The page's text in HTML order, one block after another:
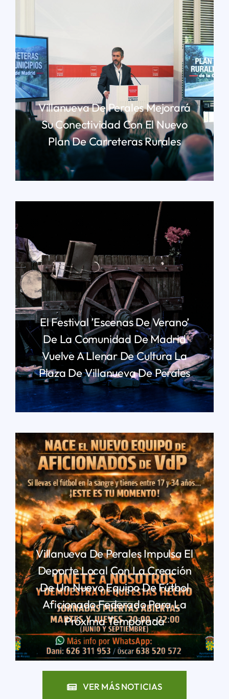
Villanueva De Perales Mejorará
Su Conectividad Con El Nuevo
Plan De Carreteras Rurales
LEER MÁS
El Festival ’Escenas De Verano’
De La Comunidad De Madrid
Vuelve A Llenar De Cultura La
Plaza De Villanueva De Perales
LEER MÁS
Villanueva De Perales Impulsa El
Deporte Local Con La Creación
De Un Nuevo Equipo De Fútbol
Aficionado Federado Para La
Próxima Temporada
LEER MÁS
VER MÁS NOTICIAS